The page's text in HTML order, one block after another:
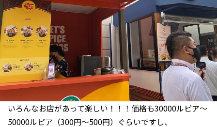
いろんなお店があって楽しい！！！価格も30000ルピア～
50000ルピア（300円～500円）ぐらいですし、